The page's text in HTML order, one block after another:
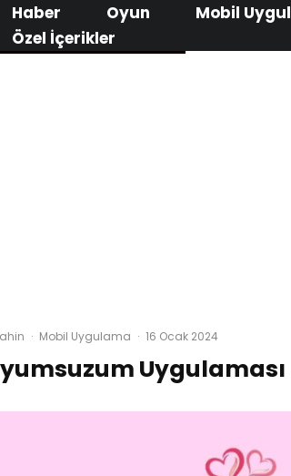
Haber Oyun Mobil
Özel İçerikler
· Mobil Uygulama · 16 Ocak 2024